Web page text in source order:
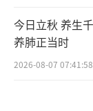
今日立秋 养生
养肺正当时
2026-08-07 07:41:58